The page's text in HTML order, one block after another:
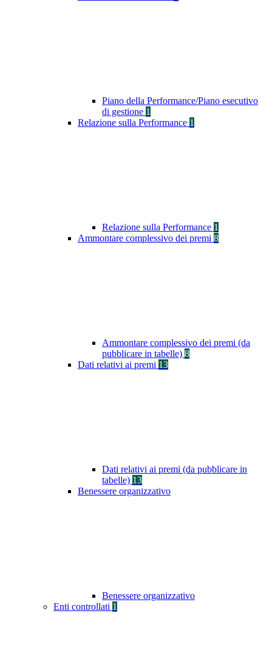
Piano della Performance/Piano esecutivo
di gestione 1
Relazione sulla Performance 1
Relazione sulla Performance 1
Ammontare complessivo dei premi 8
Ammontare complessivo dei premi (da
pubblicare in tabelle) 8
Dati relativi ai premi 13
Dati relativi ai premi (da pubblicare in
tabelle) 13
Benessere organizzativo
Benessere organizzativo
Enti controllati 1